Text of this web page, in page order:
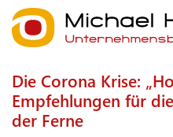
Die Corona Krise:
Empfehlungen für
der Ferne